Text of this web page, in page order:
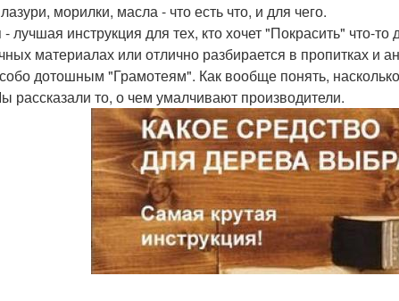
морилки, масла - что есть что, и для чего.
- лучшая инструкция для тех, кто хочет "Покрасить" что-
материалах или отлично разбирается в пропитках и
дотошным "Грамотеям". Как вообще понять,
рассказали то, о чем умалчивают производители.